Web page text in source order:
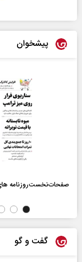
پیشخوان
صفحات‌نخست‌روزنامه ها‌ی یکشنبه
گفت و گو